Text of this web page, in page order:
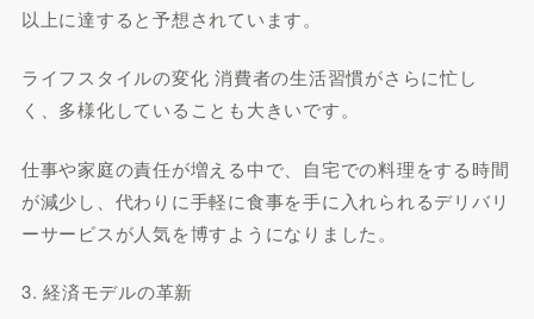
以上に達すると予想されています。
ライフスタイルの変化 消費者の生活習慣がさらに忙し
く、多様化していることも大きいです。
仕事や家庭の責任が増える中で、自宅での料理をする時間
が減少し、代わりに手軽に食事を手に入れられるデリバリ
ーサービスが人気を博すようになりました。
3. 経済モデルの革新